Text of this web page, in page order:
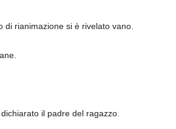
di rianimazione si è rivelato vano.
dichiarato il padre del ragazzo.